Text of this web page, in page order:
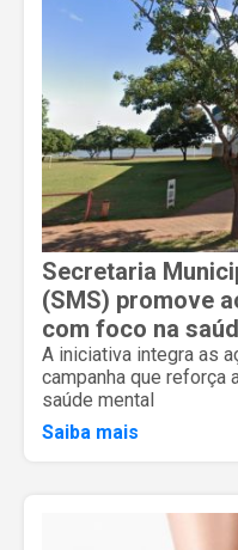
Secretaria
(SMS) promove
com foco na
A iniciativa integra as
campanha que reforça
saúde mental
Saiba mais